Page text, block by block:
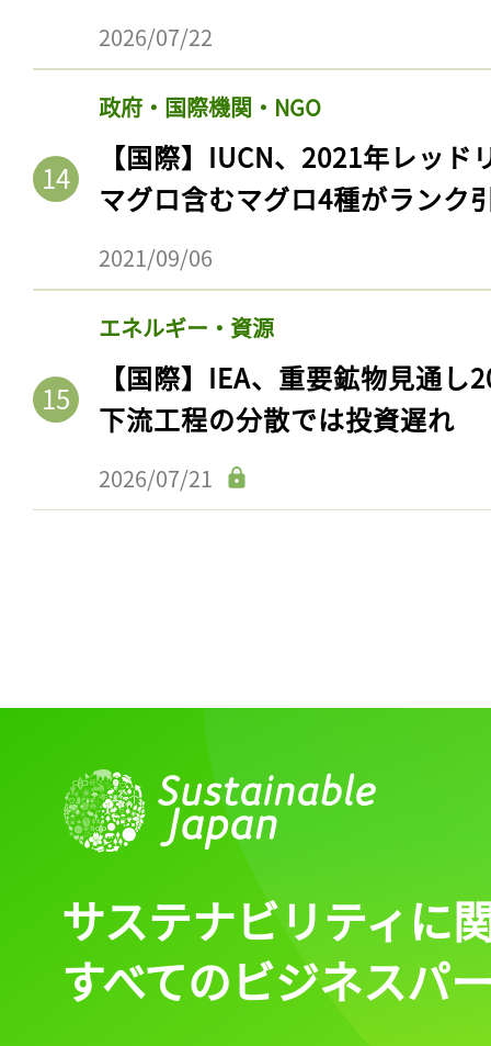
2026/07/22
政府・国際機関・NGO
【国際】IUCN、2021年レッ
マグロ含むマグロ4種がランク
2021/09/06
エネルギー・資源
【国際】IEA、重要鉱物見通
下流工程の分散では投資遅れ
2026/07/21
記事をお気に入りに
ログインが必
ログイン
サステナビリティに
すべてのビジネスパ